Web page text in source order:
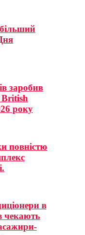
заробив
British
року
повністю
в
чекають